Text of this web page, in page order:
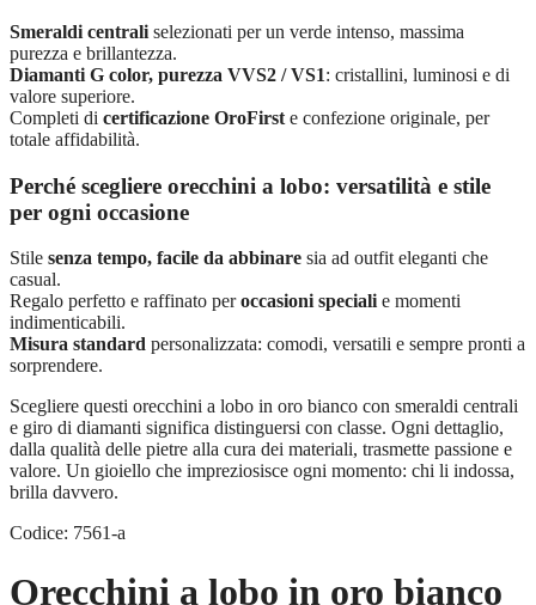
Smeraldi centrali selezionati per un verde intenso, massima
purezza e brillantezza.
Diamanti G color, purezza VVS2 / VS1: cristallini, luminosi e di
valore superiore.
Completi di certificazione OroFirst e confezione originale, per
totale affidabilità.
Perché scegliere orecchini a lobo: versatilità e stile
per ogni occasione
Stile senza tempo, facile da abbinare sia ad outfit eleganti che
casual.
Regalo perfetto e raffinato peroccasioni speciali e momenti
indimenticabili.
Misura standard personalizzata: comodi, versatili e sempre pronti a
sorprendere.
Scegliere questi orecchini a lobo in oro bianco con smeraldi centrali
e giro di diamanti significa distinguersi con classe. Ogni dettaglio,
dalla qualità delle pietre alla cura dei materiali, trasmette passione e
valore. Un gioiello che impreziosisce ogni momento: chi li indossa,
brilla davvero.
Codice: 7561-a
Orecchini a lobo in oro bianco